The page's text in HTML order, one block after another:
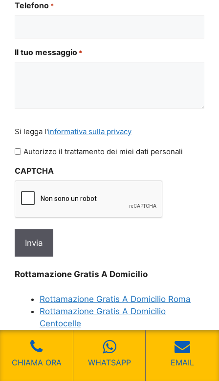
Telefono *
Il tuo messaggio *
legga
l'informativa
privacy
Si legga l'informativa sulla privacy
Autorizzo il trattamento dei miei dati personali
CAPTCHA
Rottamazione Gratis A Domicilio
Rottamazione Gratis A Domicilio Roma
Rottamazione Gratis A Domicilio
Centocelle
Rottamazione Gratis A Domicilio Centro
Giano
Rottamazione Gratis A Domicilio Centro
CHIAMA ORA WHATSAPP EMAIL